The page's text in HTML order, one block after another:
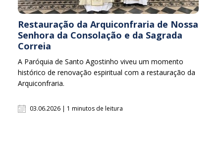
Restauração da Arquiconfraria de Nossa
Senhora da Consolação e da Sagrada
Correia
A Paróquia de Santo Agostinho viveu um momento
histórico de renovação espiritual com a restauração da
Arquiconfraria.
03.06.2026 | 1 minutos de leitura